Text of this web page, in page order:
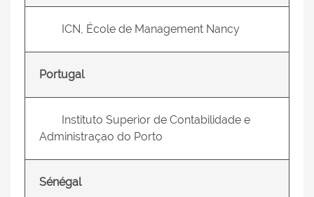
ICN, École de Management Nancy
Portugal
Instituto Superior de Contabilidade e
Administraçao do Porto
Sénégal